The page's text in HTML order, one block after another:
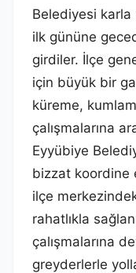
Belediyesi karla
ilk gününe
girdiler. İlçe
için büyük bir
küreme,
çalışmalarına
Eyyübiye
bizzat koordine
ilçe
rahatlıkla
çalışmalarına
greyderlerle